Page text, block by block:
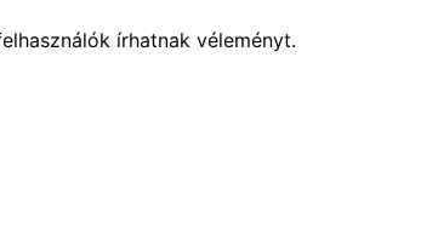
írhatnak véleményt.